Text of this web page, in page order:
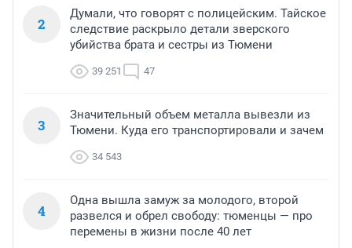
2
Думали, что говорят с полицейским. Тайское
следствие раскрыло детали зверского
убийства брата и сестры из Тюмени
39 251 47
3
Значительный объем металла вывезли из
Тюмени. Куда его транспортировали и зачем
34 543
4
Одна вышла замуж за молодого, второй
развелся и обрел свободу: тюменцы — про
перемены в жизни после 40 лет